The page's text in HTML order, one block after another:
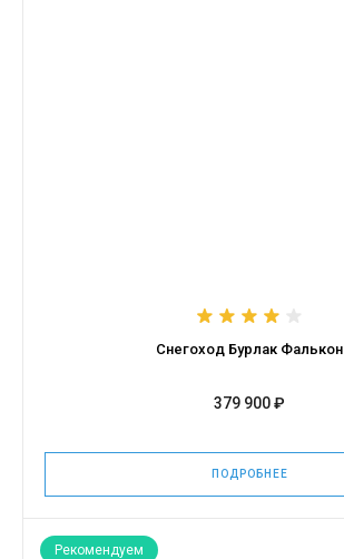
Снегоход Бурлак Фалькон
379 900 ₽
ПОДРОБНЕЕ
Рекомендуем